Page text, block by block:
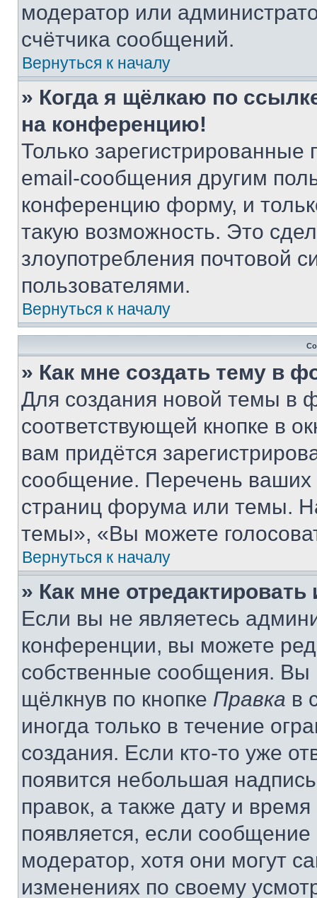
модератор или
счётчика сообщений.
Вернуться к началу
» Когда я щёлкаю по
на конференцию!
Только зарегистрированные
email-сообщения другим
конференцию форму, и
такую возможность. Это
злоупотребления почтовой
пользователями.
Вернуться к началу
» Как мне создать тему в
Для создания новой темы в
соответствующей кнопке в
вам придётся
сообщение. Перечень ваших
страниц форума или темы.
темы», «Вы можете
Вернуться к началу
» Как мне
Если вы не являетесь
конференции, вы можете
собственные сообщения. Вы
щёлкнув по кнопке Правка в
иногда только в течение
создания. Если кто-то уже
появится небольшая
правок, а также дату и
появляется, если
модератор, хотя они могут
изменениях по своему